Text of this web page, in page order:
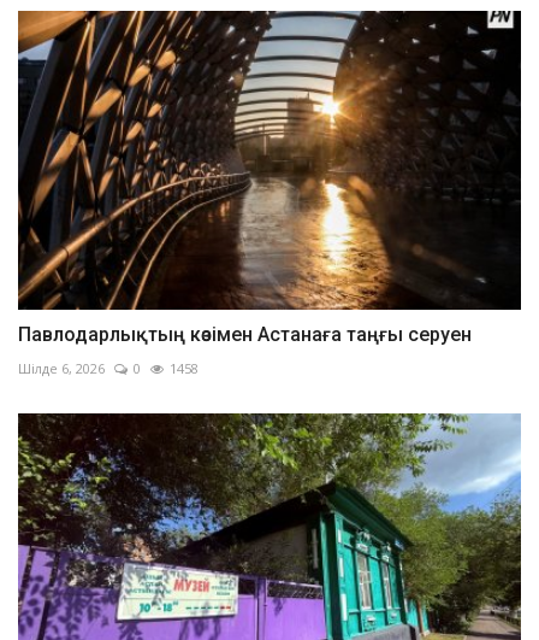
Павлодарлықтың көзімен Астанаға таңғы серуен
Шілде 6, 2026 0 1458